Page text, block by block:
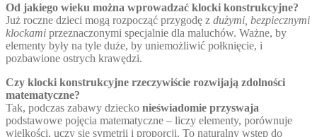
Od jakiego wieku można wprowadzać klocki konstrukcyjne?
Już roczne dzieci mogą rozpocząć przygodę z dużymi, bezpiecznymi
klockami przeznaczonymi specjalnie dla maluchów. Ważne, by
elementy były na tyle duże, by uniemożliwić połknięcie, i
pozbawione ostrych krawędzi.
Czy klocki konstrukcyjne rzeczywiście rozwijają zdolności
matematyczne?
Tak, podczas zabawy dziecko nieświadomie przyswaja
podstawowe pojęcia matematyczne – liczy elementy, porównuje
wielkości, uczy się symetrii i proporcji. To naturalny wstęp do